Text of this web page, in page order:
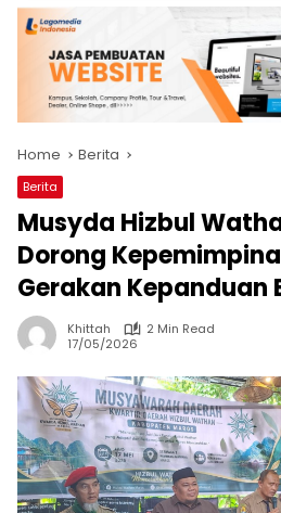
Home Berita
Berita
Musyda Hizbul
Dorong
Gerakan Kepanduan
Khittah
2 Min Read
17/05/2026